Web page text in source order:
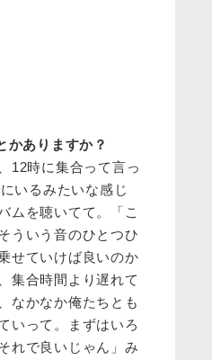
かありますか？
12時に集合って言っ
いるみたいな感じ
ムを聴いてて。「こ
ういう音のひとつひ
せていけば良いのか
集合時間より遅れて
なかなか俺たちとも
いって。まずはいろ
れで良いじゃん」み